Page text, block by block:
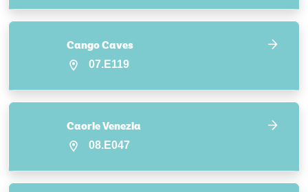
Cango Caves
07.E119
Caorle Venezia
08.E047